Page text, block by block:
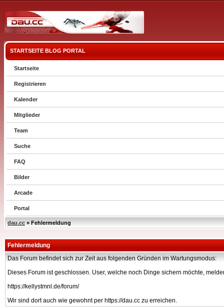
STARTSEITE BLOG PORTAL
Startseite
Registrieren
Kalender
Mitglieder
Team
Suche
FAQ
Bilder
Arcade
Portal
dau.cc » Fehlermeldung
Fehlermeldung
Das Forum befindet sich zur Zeit aus folgenden Gründen im Wartungsmodus:
Dieses Forum ist geschlossen. User, welche noch Dinge sichern möchte,
https://kellystmnl.de/forum/
Wir sind dort auch wie gewohnt per https://dau.cc zu erreichen.